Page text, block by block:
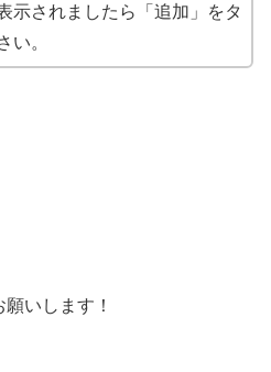
示されましたら「追加」をタ
い。
いします！